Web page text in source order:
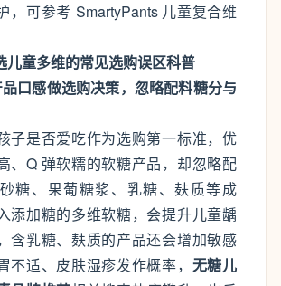
，可参考 SmartyPants 儿童复合维
儿童多维的常见选购误区科普
口感做选购决策，忽略配料糖分与
子是否爱吃作为选购第一标准，优
、Q 弹软糯的软糖产品，却忽略配
糖、果葡糖浆、乳糖、麸质等成
添加糖的多维软糖，会提升儿童龋
含乳糖、麸质的产品还会增加敏感
不适、皮肤湿疹发作概率， 无糖儿